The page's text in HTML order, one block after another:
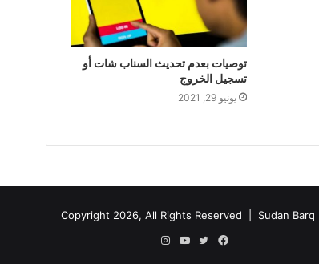
توصيات بعدم تحديث السناب شات أو
تسجيل الخروج
يونيو 29, 2021
Sudan Barq
فيسبوك
تويتريوتيوبانستقرام